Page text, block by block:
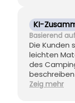
KI-
Basierend
Die Kunden
leichten
des
geringe
Zeig mehr